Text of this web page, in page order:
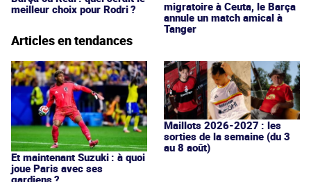
meilleur choix pour Rodri ?
migratoire à Ceuta, le Barça
annule un match amical à
Tanger
Articles en tendances
Et maintenant Suzuki : à quoi
joue Paris avec ses
Maillots 2026-2027 : les
sorties de la semaine (du 3
au 8 août)